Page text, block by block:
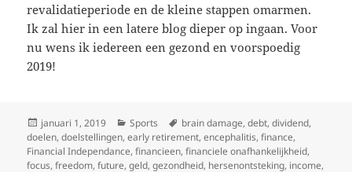
revalidatieperiode en de kleine stappen omarmen.
Ik zal hier in een latere blog dieper op ingaan. Voor
nu wens ik iedereen een gezond en voorspoedig
2019!
Geplaatst
op
januari 1, 2019 Categorieën
Sports Tags
brain damage,debt,dividend,
doelen,doelstellingen,early retirement,encephalitis,finance,
Financial Independance,financieen,financiele onafhankelijkheid,
focus,freedom,future,geld,gezondheid, hersenontsteking, income,